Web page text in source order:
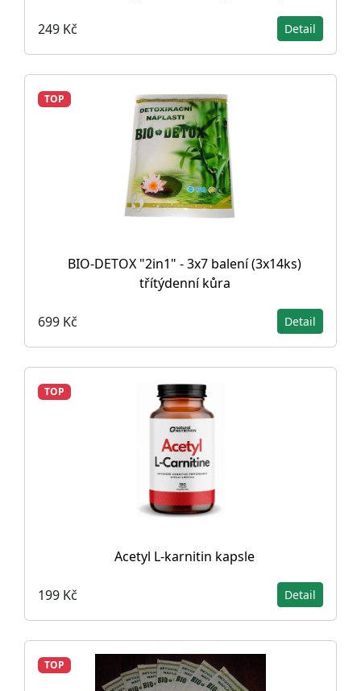
249 Kč Detail
TOP
BIO-DETOX "2in1" - 3x7 balení (3x14ks)
třítýdenní kůra
699 Kč Detail
TOP
Acetyl L-karnitin kapsle
199 Kč Detail
TOP